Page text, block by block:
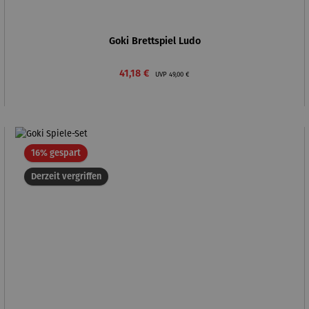
Goki Brettspiel Ludo
Verkaufspreis:
41,18 € UVP Regulärer Preis:
49,00 €
Derzeit vergriffen
16% gespartRabatt